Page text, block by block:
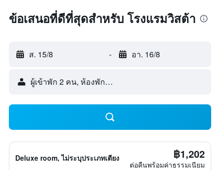
ข้อเสนอที่ดีที่สุดสำหรับ โรงแรมวิสต้า
ส. 15/8 - อา. 16/8
ผู้เข้าพัก 2 คน, ห้องพัก 1 ห้อง
Deluxe room, ไม่ระบุประเภทเตียง ฿1,202
ต่อคืนพร้อมค่าธรรมเนียม